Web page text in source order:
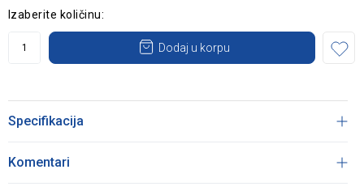
Izaberite količinu:
Dodaj u korpu
Specifikacija
Komentari